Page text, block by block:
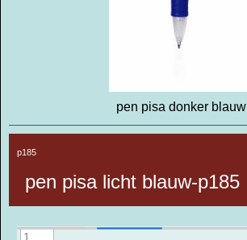
pen pisa donker blauw
p185
pen pisa licht blauw-p185